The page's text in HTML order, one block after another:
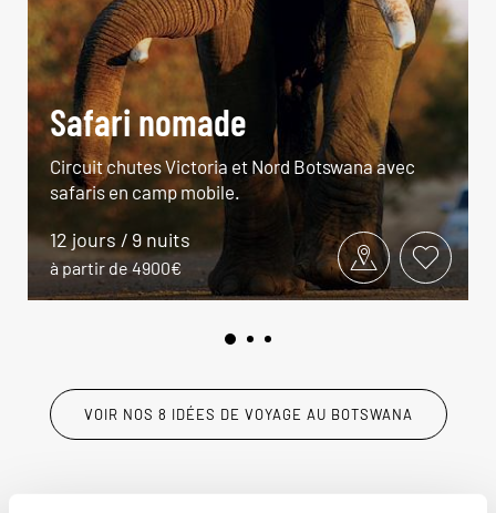
Safari nomade
Circuit chutes Victoria et Nord Botswana avec
safaris en camp mobile.
12 jours / 9 nuits
à partir de 4900€
VOIR NOS 8 IDÉES DE VOYAGE AU BOTSWANA